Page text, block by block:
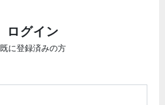
ログイン
既に登録済みの方